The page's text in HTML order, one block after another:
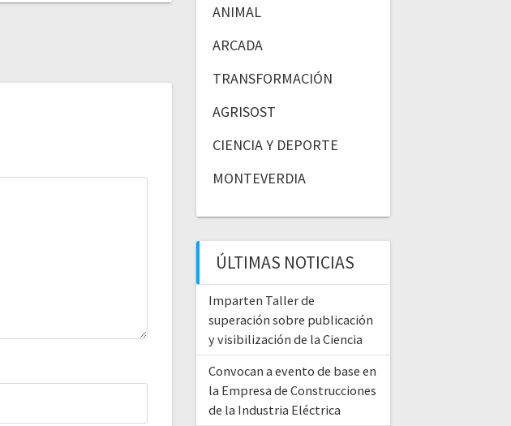
ANIMAL
ARCADA
TRANSFORMACIÓN
AGRISOST
CIENCIA Y DEPORTE
MONTEVERDIA
ÚLTIMAS NOTICIAS
Imparten Taller de
superación sobre publicación
y visibilización de la Ciencia
Convocan a evento de base en
la Empresa de Construcciones
de la Industria Eléctrica